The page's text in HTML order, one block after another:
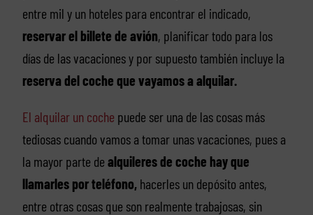
entre mil y un hoteles para encontrar el indicado,
reservar el billete de avión, planificar todo para los
días de las vacaciones y por supuesto también incluye la
reserva del coche que vayamos a alquilar.
El alquilar un coche puede ser una de las cosas más
tediosas cuando vamos a tomar unas vacaciones, pues a
la mayor parte de alquileres de coche hay que
llamarles por teléfono,hacerles un depósito antes,
entre otras cosas que son realmente trabajosas, sin